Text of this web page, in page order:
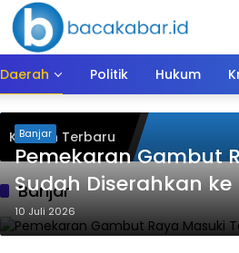
Daerah Politik Hukum
Kiriman Terbaru
Banjar
Banjar
Pemekaran Gambut
Sudah Diserahkan ke
10 Juli 2026